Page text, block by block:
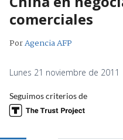
comerciales
PorAgencia AFP
Lunes 21 noviembre de
Seguimos criterios de